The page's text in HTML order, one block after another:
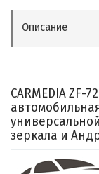
Описание
CARMEDIA ZF-
зеркала и